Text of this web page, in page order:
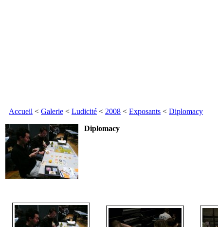
Accueil < Galerie < Ludicité < 2008 < Exposants < Diplomacy
Diplomacy